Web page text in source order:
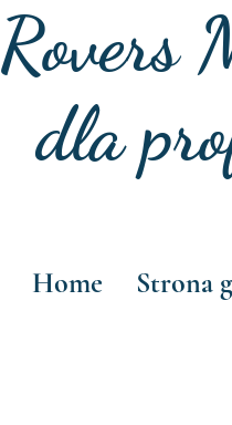
Rovers
dla
Home Strona